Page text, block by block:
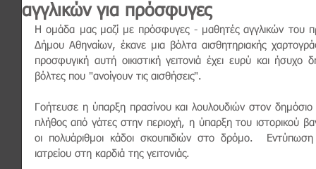
αγγλικών για πρόσφυγες
Η ομάδα μας μαζί με πρόσφυγες - μαθητές αγγλικών του
Δήμου Αθηναίων, έκανε μια βόλτα αισθητηριακής
προσφυγική αυτή οικιστική γειτονιά έχει ευρύ και
βόλτες που "ανοίγουν τις αισθήσεις".
Γοήτευσε η ύπαρξη πρασίνου και λουλουδιών στον
πλήθος από γάτες στην περιοχή, η ύπαρξη του ιστορικού
οι πολυάριθμοι κάδοι σκουπιδιών στο δρόμο.
ιατρείου στη καρδιά της γειτονιάς.